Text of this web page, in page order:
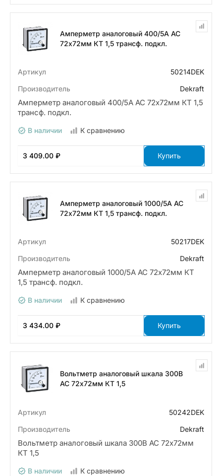
Амперметр аналоговый 400/5А AC
72х72мм КТ 1,5 трансф. подкл.
Артикул
50214DEK
Производитель
Dekraft
Амперметр аналоговый 400/5А AC 72х72мм КТ 1,5
трансф. подкл.
В наличии К сравнению
3 409.00 ₽ Купить
Амперметр аналоговый 1000/5А AC
72х72мм КТ 1,5 трансф. подкл.
Артикул
50217DEK
Производитель
Dekraft
Амперметр аналоговый 1000/5А AC 72х72мм КТ
1,5 трансф. подкл.
В наличии К сравнению
3 434.00 ₽ Купить
Вольтметр аналоговый шкала 300В
AC 72х72мм КТ 1,5
Артикул
50242DEK
Производитель
Dekraft
Вольтметр аналоговый шкала 300В AC 72х72мм
КТ 1,5
В наличии К сравнению